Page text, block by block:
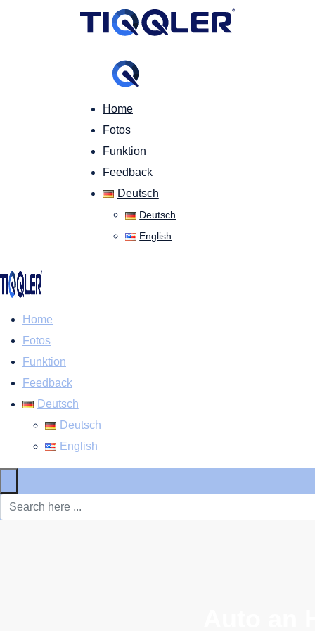
Home
Fotos
Funktion
Feedback
Deutsch
Deutsch
English
Home
Fotos
Funktion
Feedback
Deutsch
Deutsch
English